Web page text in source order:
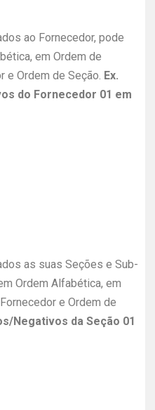
ao Fornecedor, pode
em Ordem de
e Ordem de Seção. Ex.
do Fornecedor 01 em
as suas Seções e Sub-
Ordem Alfabética, em
e Ordem de
Negativos da Seção 01